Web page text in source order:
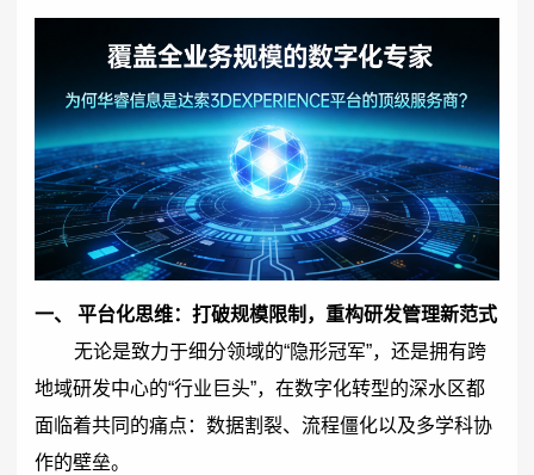
一、 平台化思维：打破规模限制，重构研发管理新范式
无论是致力于细分领域的“隐形冠军”，还是拥有跨
地域研发中心的“行业巨头”，在数字化转型的深水区都
面临着共同的痛点：数据割裂、流程僵化以及多学科协
作的壁垒。